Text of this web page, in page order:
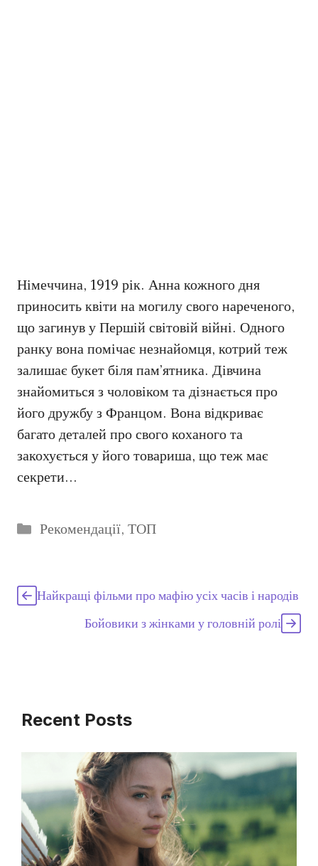
Німеччина, 1919 рік. Анна кожного дня
приносить квіти на могилу свого нареченого,
що загинув у Першій світовій війні. Одного
ранку вона помічає незнайомця, котрий теж
залишає букет біля пам’ятника. Дівчина
знайомиться з чоловіком та дізнається про
його дружбу з Францом. Вона відкриває
багато деталей про свого коханого та
закохується у його товариша, що теж має
секрети…
Категорії
Рекомендації, ТОП
Найкращі фільми про мафію усіх часів і народів
Бойовики з жінками у головній ролі
Recent Posts